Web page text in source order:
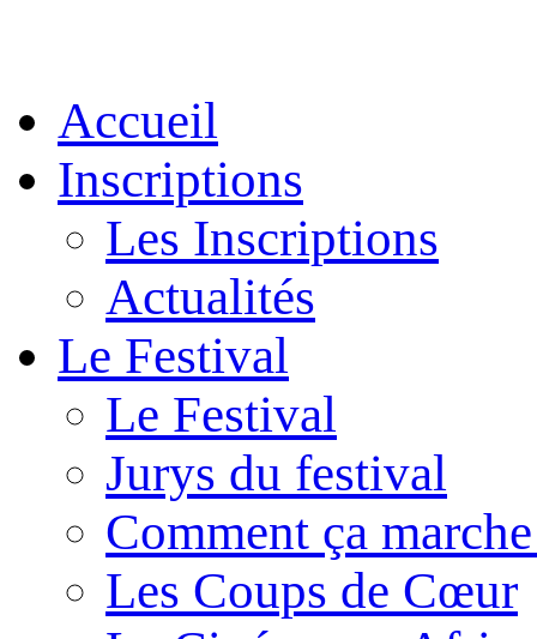
Accueil
Inscriptions
Les Inscriptions
Actualités
Le Festival
Le Festival
Jurys du festival
Comment ça
Les Coups de Cœur